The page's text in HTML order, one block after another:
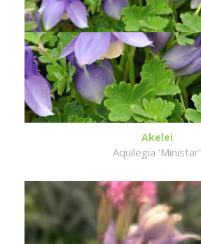
Akelei
Aquilegia 'Ministar'